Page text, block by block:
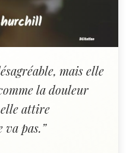
mais elle
la douleur
attire
pas.”